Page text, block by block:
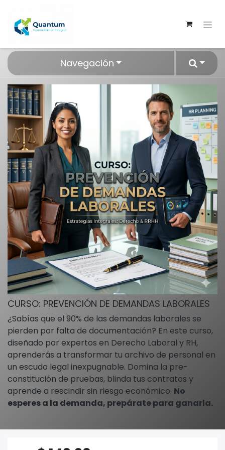
Navegación
CURSO: PREVENCIÓN DE DEMANDAS LABORALES
¿Sabías que el 90% de las demandas laborales se
pierden por falta de documentación? En este curso,
diseñado por expertos en Derecho Laboral y RH,
aprenderás a transformar tu archivo de personal en
un escudo legal inexpugnable. Domina la pre-
constitución de pruebas, blinda tus contratos y
aprende a rescindir sin riesgo económico. No
esperes a la demanda, prepárate para ganarla.